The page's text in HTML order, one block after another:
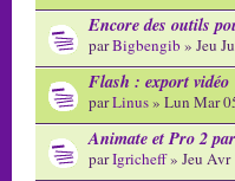
Encore des outils
parBigbengib » Jeu
Flash : export vidéo
parLinus» Lun Mar
Animate et Pro 2
parIgricheff» Jeu Avr